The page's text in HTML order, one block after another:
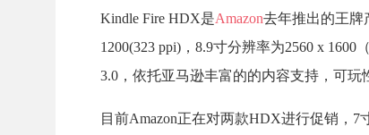
Kindle Fire HDX是Amazon去年推出的王牌
1200(323 ppi)，8.9寸分辨率为2560 x
3.0，依托亚马逊丰富的的内容支持，可玩
目前Amazon正在对两款HDX进行促销，